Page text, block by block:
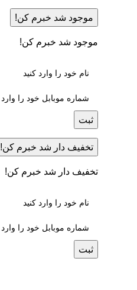
موجود شد خبرم کن!
موجود شد خبرم کن!
ثبت
تخفیف دار شد خبرم کن!
تخفیف دار شد خبرم کن!
ثبت